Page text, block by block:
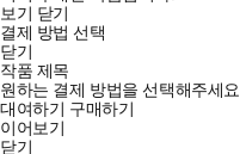
보기 닫기
결제 방법 선택
닫기
작품 제목
원하는 결제 방법을 선택해주세
대여하기 구매하기
이어보기
닫기